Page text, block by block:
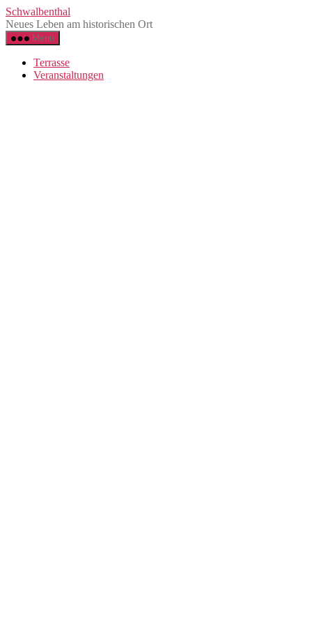
Zum
Inhalt
springen
Schwalbenthal
Neues Leben am historischen Ort
Menü
Terrasse
Veranstaltungen